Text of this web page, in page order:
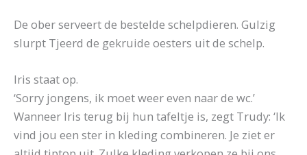
De ober serveert de bestelde schelpdieren. Gulzig
slurpt Tjeerd de gekruide oesters uit de schelp.
Iris staat op.
‘Sorry jongens, ik moet weer even naar de wc.’
Wanneer Iris terug bij hun tafeltje is, zegt Trudy: ‘Ik
vind jou een ster in kleding combineren. Je ziet er